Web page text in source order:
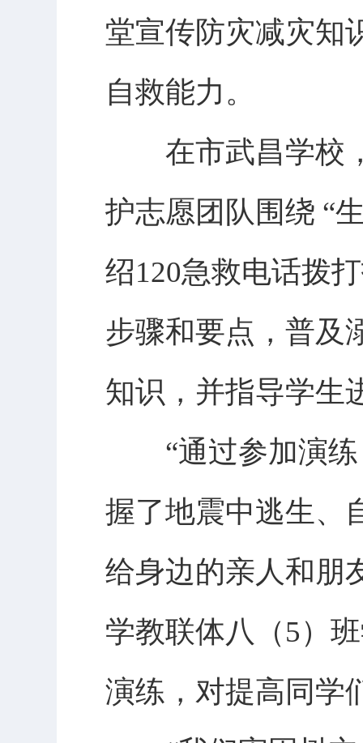
堂宣传防灾减灾知
自救能力。
在市武昌学校，
护志愿团队围绕 “
绍120急救电话拨
步骤和要点，普及
知识，并指导学生
“通过参加演练
握了地震中逃生、
给身边的亲人和朋
学教联体八（5）
演练，对提高同学